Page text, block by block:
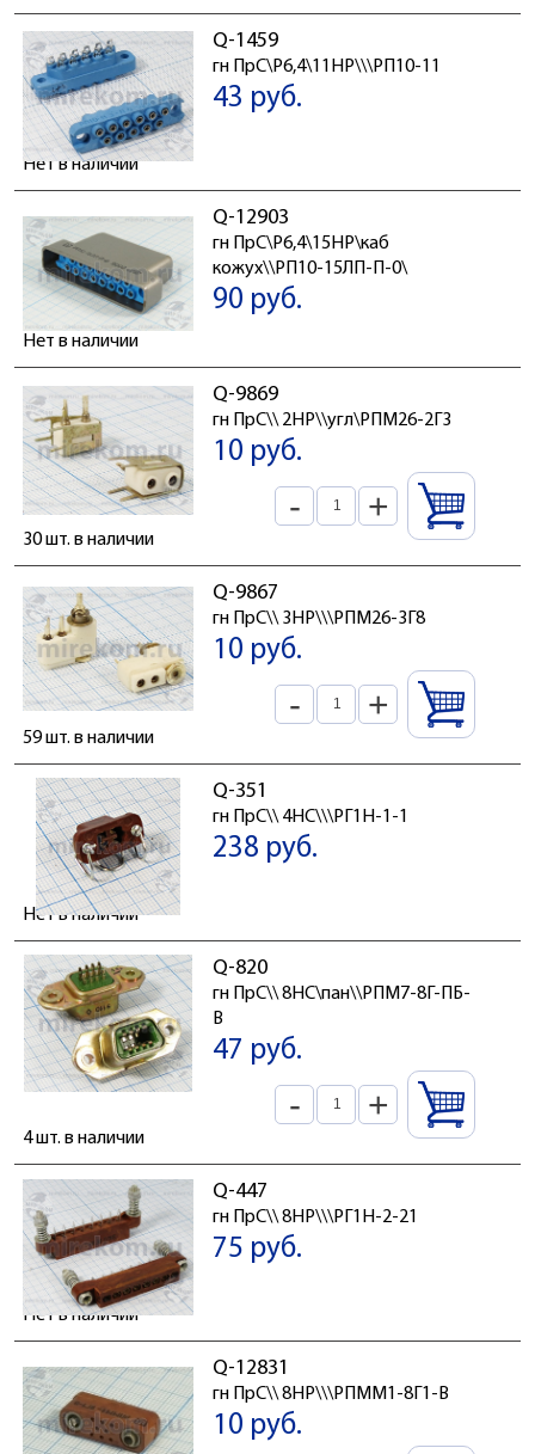
Q-1459
гн ПрС\P6,4\11HP\\\РП10-11
43 руб.
Нет в наличии
Q-12903
гн ПрС\P6,4\15HP\каб
кожух\\РП10-15ЛП-П-0\
90 руб.
Нет в наличии
Q-9869
гн ПрС\\ 2HP\\угл\РПМ26-2Г3
10 руб.
- +
30 шт. в наличии
Q-9867
гн ПрС\\ 3HP\\\РПМ26-3Г8
10 руб.
- +
59 шт. в наличии
Q-351
гн ПрС\\ 4HC\\\РГ1Н-1-1
238 руб.
Нет в наличии
Q-820
гн ПрС\\ 8HC\пан\\РПМ7-8Г-ПБ-
В
47 руб.
- +
4 шт. в наличии
Q-447
гн ПрС\\ 8HP\\\РГ1Н-2-21
75 руб.
Нет в наличии
Q-12831
гн ПрС\\ 8HP\\\РПММ1-8Г1-В
10 руб.